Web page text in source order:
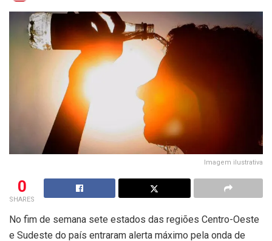
Imagem ilustrativa
0
SHARES
No fim de semana sete estados das regiões Centro-Oeste
e Sudeste do país entraram alerta máximo pela onda de